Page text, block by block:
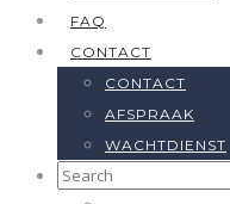
FAQ
CONTACT
CONTACT
AFSPRAAK
WACHTDIENST
Search